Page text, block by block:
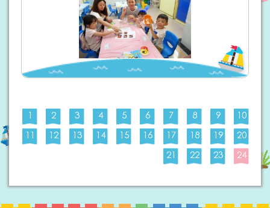
1 2 3 4 5 6 7 8 9
10
11
12 13 14 15 16 17 18 19
20
21
22 23 24